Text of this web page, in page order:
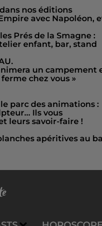
nos éditions
avec Napoléon,
Prés de la Smagne :
enfant, bar, stand
un campement
chez vous »
parc des animations :
Ils vous
leurs savoir-faire !
apéritives au